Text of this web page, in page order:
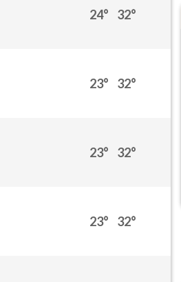
24° 32°
23° 32°
23° 32°
23° 32°